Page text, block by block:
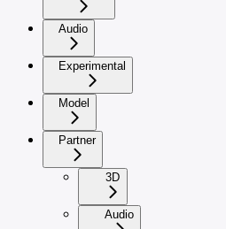
Audio
Experimental
Model
Partner
3D
Audio